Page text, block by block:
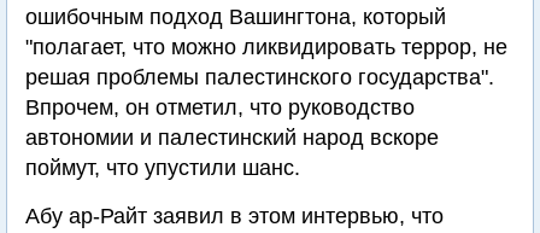
ошибочным подход Вашингтона, который
"полагает, что можно ликвидировать террор, не
решая проблемы палестинского государства".
Впрочем, он отметил, что руководство
автономии и палестинский народ вскоре
поймут, что упустили шанс.
Абу ар-Райт заявил в этом интервью, что